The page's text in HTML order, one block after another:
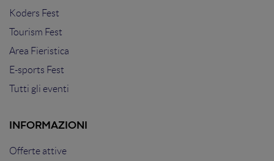
Koders Fest
Tourism Fest
Area Fieristica
E-sports Fest
Tutti gli eventi
INFORMAZIONI
Offerte attive